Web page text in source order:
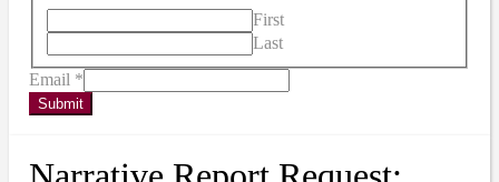
First
Last
Email *
Submit